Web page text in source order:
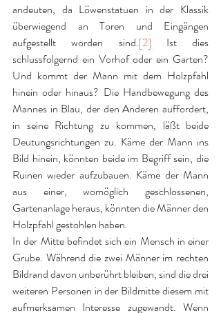
andeuten, da Löwenstatuen in der Klassik
überwiegend an Toren und Eingängen
aufgestellt worden sind.[2] Ist dies
schlussfolgernd ein Vorhof oder ein Garten?
Und kommt der Mann mit dem Holzpfahl
hinein oder hinaus? Die Handbewegung des
Mannes in Blau, der den Anderen auffordert,
in seine Richtung zu kommen, läßt beide
Deutungsrichtungen zu. Käme der Mann ins
Bild hinein, könnten beide im Begriff sein, die
Ruinen wieder aufzubauen. Käme der Mann
aus einer, womöglich geschlossenen,
Gartenanlage heraus, könnten die Männer den
Holzpfahl gestohlen haben.
In der Mitte befindet sich ein Mensch in einer
Grube. Während die zwei Männer im rechten
Bildrand davon unberührt bleiben, sind die drei
weiteren Personen in der Bildmitte diesem mit
aufmerksamen Interesse zugewandt. Wenn